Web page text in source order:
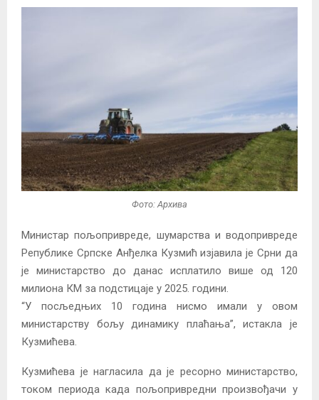
Фото: Архива
Министар пољопривреде, шумарства и водопривреде
Републике Српске Анђелка Кузмић изјавила је Срни да
је министарство до данас исплатило више од 120
милиона КМ за подстицаје у 2025. години.
“У посљедњих 10 година нисмо имали у овом
министарству бољу динамику плаћања”, истакла је
Кузмићева.
Кузмићева је нагласила да је ресорно министарство,
током периода када пољопривредни произвођачи у